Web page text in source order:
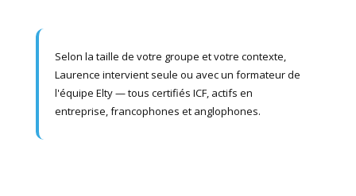
Selon la taille de votre groupe et votre contexte,
Laurence intervient seule ou avec un formateur de
l'équipe Elty — tous certifiés ICF, actifs en
entreprise, francophones et anglophones.